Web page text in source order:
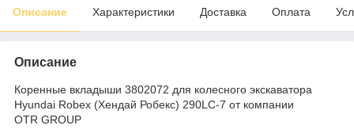
Описание Характеристики Доставка Оплата
Описание
Коренные вкладыши 3802072 для колесного экскаватора
Hyundai Robex (Хендай Робекс) 290LC-7 от компании
OTR GROUP